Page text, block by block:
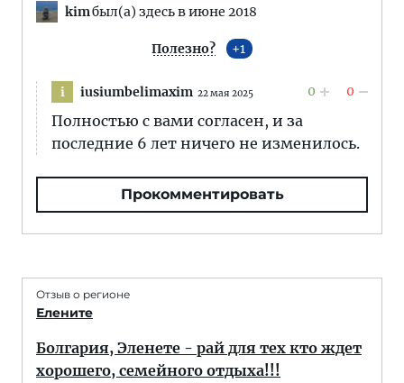
kimбыл(а) здесь в июне 2018
Полезно? 1
i iusiumbelimaxim 22 мая 2025 0 0
Полностью с вами согласен, и за
последние 6 лет ничего не изменилось.
Прокомментировать
Отзыв о регионе
Елените
Болгария, Эленете - рай для тех кто ждет
хорошего, семейного отдыха!!!